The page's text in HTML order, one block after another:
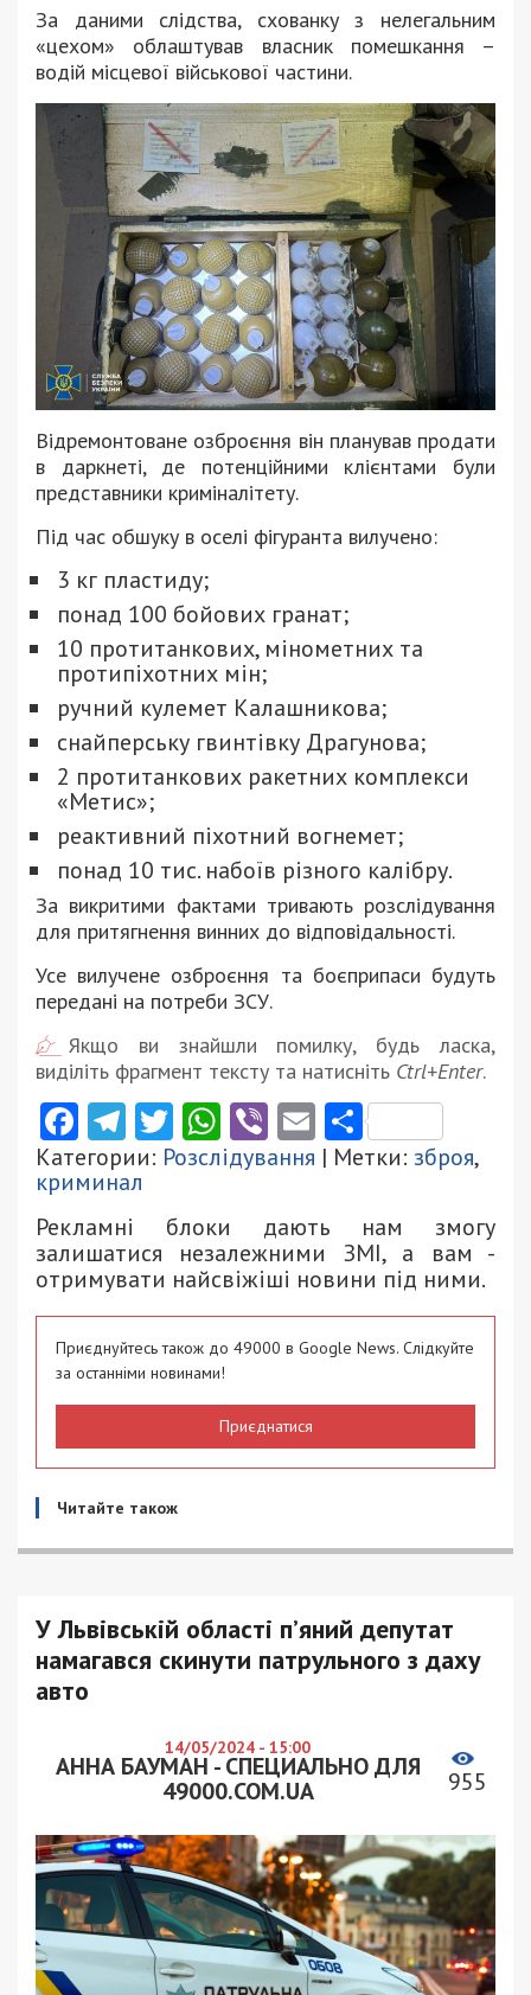
За даними слідства, схованку з нелегальним
«цехом» облаштував власник помешкання –
водій місцевої військової частини.
Відремонтоване озброєння він планував продати
в даркнеті, де потенційними клієнтами були
представники криміналітету.
Під час обшуку в оселі фігуранта вилучено:
3 кг пластиду;
понад 100 бойових гранат;
10 протитанкових, мінометних та
протипіхотних мін;
ручний кулемет Калашникова;
снайперську гвинтівку Драгунова;
2 протитанкових ракетних комплекси
«Метис»;
реактивний піхотний вогнемет;
понад 10 тис. набоїв різного калібру.
За викритими фактами тривають розслідування
для притягнення винних до відповідальності.
Усе вилучене озброєння та боєприпаси будуть
передані на потреби ЗСУ.
Якщо ви знайшли помилку, будь ласка,
виділіть фрагмент тексту та натисніть Ctrl+Enter.
Facebook
Telegram
Twitter
WhatsApp
ViberEmail
Категории: Розслідування | Метки: зброя,
криминал
Рекламні блоки дають нам змогу
залишатися незалежними ЗМІ, а вам -
отримувати найсвіжіші новини під ними.
Приєднуйтесь також до 49000 в Google News. Слідкуйте
за останніми новинами!
Приєднатися
Читайте також
У Львівській області п’яний депутат
намагався скинути патрульного з даху
авто
14/05/2024 - 15:00
АННА БАУМАН - СПЕЦИАЛЬНО ДЛЯ
49000.COM.UA
955